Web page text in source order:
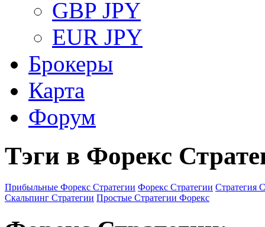
GBP JPY
EUR JPY
Брокеры
Карта
Форум
Тэги в Форекс
Прибыльные Форекс Стратегии Форекс Стратегии Стратегия
Скальпинг Стратегии Простые Стратегии Форекс